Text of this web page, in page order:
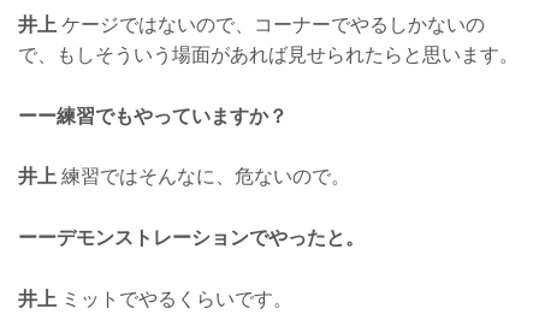
井上 ケージではないので、コーナーでやるしかないの
で、もしそういう場面があれば見せられたらと思います。
ーー練習でもやっていますか？
井上 練習ではそんなに、危ないので。
ーーデモンストレーションでやったと。
井上 ミットでやるくらいです。